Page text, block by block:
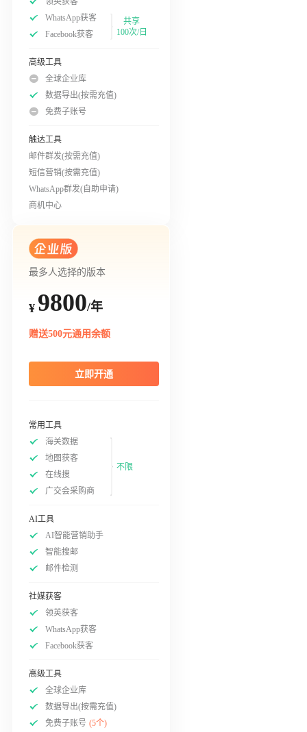
WhatsApp获客
Facebook获客
共享
100次/日
高级工具
全球企业库
数据导出(按需充值)
免费子账号
触达工具
邮件群发(按需充值)
短信营销(按需充值)
WhatsApp群发(自助申请)
商机中心
最多人选择的版本
¥ 9800/年
赠送500元通用余额
立即开通
常用工具
海关数据
地图获客
在线搜
广交会采购商
不限
AI工具
AI智能营销助手
智能搜邮
邮件检测
社媒获客
领英获客
WhatsApp获客
Facebook获客
高级工具
全球企业库
数据导出(按需充值)
免费子账号 (5个)